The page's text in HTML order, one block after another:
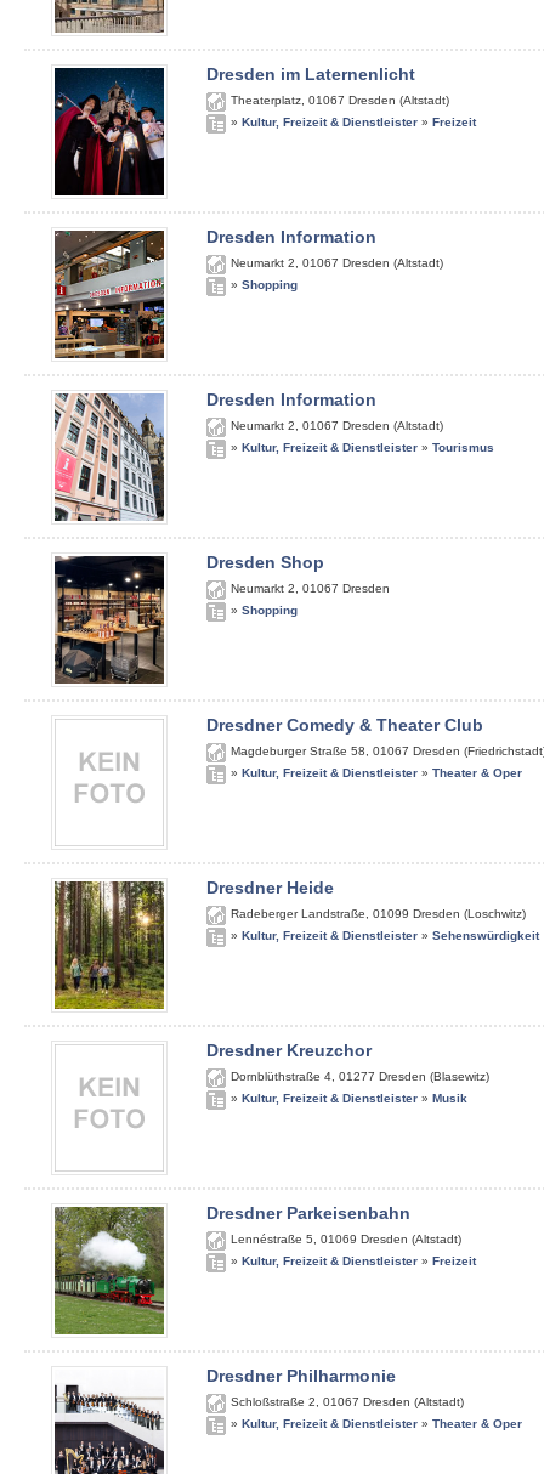
Dresden im Laternenlicht
Theaterplatz 01067 Dresden (Altstadt)
» Kultur, Freizeit & Dienstleister » Freizeit
Dresden Information
Neumarkt 2 01067 Dresden (Altstadt)
» Shopping
Dresden Information
Neumarkt 2 01067 Dresden (Altstadt)
» Kultur, Freizeit & Dienstleister » Tourismus
Dresden Shop
Neumarkt 2 01067 Dresden
» Shopping
Dresdner Comedy & Theater Club
Magdeburger Straße 58 01067 Dresden
» Kultur, Freizeit & Dienstleister » Theater & Oper
Dresdner Heide
Radeberger Landstraße 01099 Dresden (Loschwitz)
» Kultur, Freizeit & Dienstleister » Sehenswürdigkeit
Dresdner Kreuzchor
Dornblüthstraße 4 01277 Dresden (Blasewitz)
» Kultur, Freizeit & Dienstleister » Musik
Dresdner Parkeisenbahn
Lennéstraße 5 01069 Dresden (Altstadt)
» Kultur, Freizeit & Dienstleister » Freizeit
Dresdner Philharmonie
Schloßstraße 2 01067 Dresden (Altstadt)
» Kultur, Freizeit & Dienstleister » Theater & Oper